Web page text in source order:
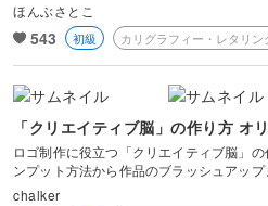
ほんぶさとこ
543 初級 カリグラフィー・レタリン
「クリエイティブ脳」の作り方 オ
ロゴ制作に役立つ「クリエイティブ脳」
ンプット方法から作品のブラッシュアップ
chalker